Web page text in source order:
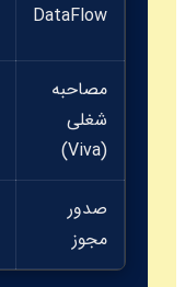
DataFlow
مصاحبه
شغلی
(Viva)
صدور
مجوز